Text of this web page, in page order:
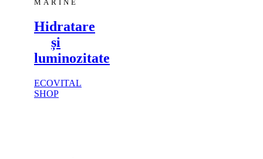
MARINE
Hidratare
și
luminozitate
ECOVITAL
SHOP